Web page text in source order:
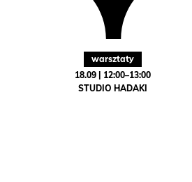
warsztaty
18.09 | 12:00–13:00
STUDIO HADAKI